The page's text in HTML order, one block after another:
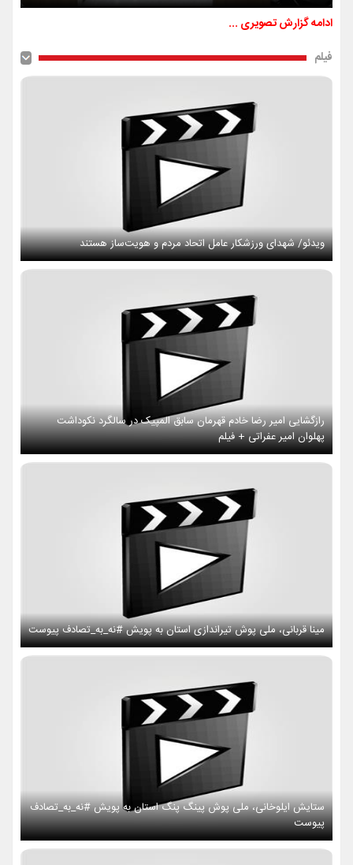
ادامه گزارش تصویری ...
فیلم
ویدئو/ شهدای ورزشکار عامل اتحاد مردم و هویت‌ساز هستند
رازگشایی امیر رضا خادم قهرمان سابق المپیک در سالگرد نکوداشت
پهلوان امیر عفراتی + فیلم
مینا قربانی، ملی پوش تیراندازی استان به پویش #نه_به_تصادف پیوست
ستایش ایلوخانی، ملی پوش پینگ پنگ استان به پویش #نه_به_تصادف
پیوست